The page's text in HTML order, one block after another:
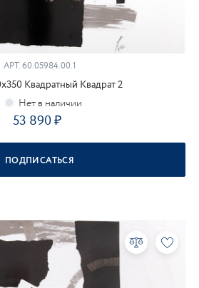
АРТ.60.05984.00.1
Квадратный Квадрат 2
53 890
ПОДПИСАТЬСЯ